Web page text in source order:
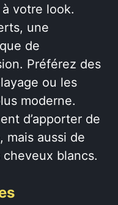
à votre look.
une
de
Préférez des
ou les
moderne.
d’apporter de
mais aussi de
blancs.